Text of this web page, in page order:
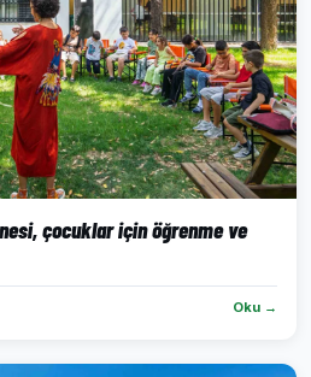
çocuklar için öğrenme ve
Oku →